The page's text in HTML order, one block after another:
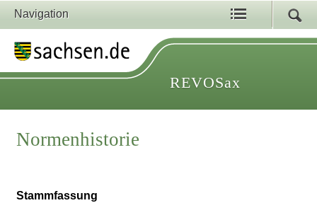
Navigation
REVOSax
Normenhistorie
Stammfassung